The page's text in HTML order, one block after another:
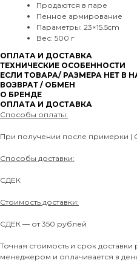
Продаются в паре
Пенное армирование
Параметры: 23×15.5cm
Вес: 500 г
ОПЛАТА И ДОСТАВКА
ТЕХНИЧЕСКИЕ ОСОБЕННОСТИ
ЕСЛИ ТОВАРА/ РАЗМЕРА НЕТ В
ВОЗВРАТ / ОБМЕН
О БРЕНДЕ
ОПЛАТА И ДОСТАВКА
Способы оплаты:
При получении после примерки |
Способы доставки:
СДЕК
Стоимость доставки:
СДЕК — от 350 рублей
Точная стоимость и срок
менеджером и оплачивается в